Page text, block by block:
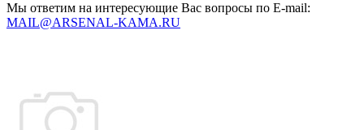
Мы ответим на интересующие Вас вопросы по E-mail:
MAIL@ARSENAL-KAMA.RU